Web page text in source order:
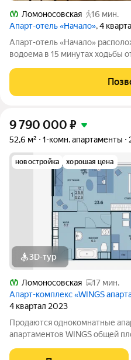
Ломоносовская
16 мин.
Апарт-отель «Начало», 4
Апарт-отель «Начало»
водоема в 15 минутах ходьбы
ими, как считаете нужным:
самому или с помощью
9 790 000 ₽
52,6 м² 1-комн. апартаменты
новостройка хорошая цена
3D-тур
Ломоносовская
17 мин.
Апарт-комплекс «WINGS
4 квартал 2023
Продаются однокомнатные
апартаментов WINGS общей
сроком до 1,5 лет. Комплекс